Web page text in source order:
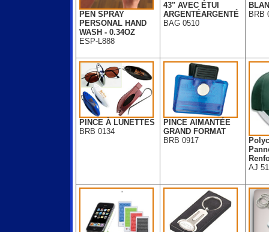
PEN SPRAY
PERSONAL HAND
WASH - 0.34OZ
ESP-L888
43" AVEC ÉTUI
ARGENTÉARGENTÉ
BAG 0510
BRB
PINCE À LUNETTES
BRB 0134
PINCE AIMANTÉE
GRAND FORMAT
BRB 0917
AJ